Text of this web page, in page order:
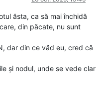
ăsta, ca să mai închidă
din păcate, nu sunt
dar din ce văd eu, cred că
și nodul, unde se vede clar